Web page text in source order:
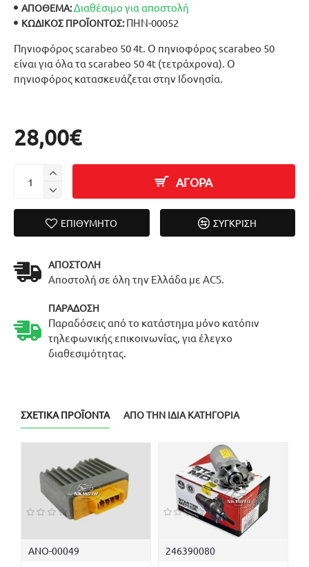
Πηνιοφόρος scarabeo 50 4t. Ο πηνιοφόρος scarabeo 50
είναι για όλα τα scarabeo 50 4t (τετράχρονα). Ο
πηνιοφόρος κατασκευάζεται στην Ιδονησία.
ΑΠΟΘΕΜΑ:Διαθέσιμο για αποστολή
ΚΩΔΙΚΌΣ ΠΡΟΪΌΝΤΟΣ: ΠΗΝ-00052
28,00€
ΑΓΟΡΑ
ΕΠΙΘΥΜΗΤΌ ΣΎΓΚΡΙΣΗ
ΑΠΟΣΤΟΛΉ
Αποστολή σε όλη την Ελλάδα με ACS.
ΠΑΡΆΔΟΣΗ
Παραδόσεις από το κατάστημα μόνο κατόπιν
τηλεφωνικής επικοινωνίας, για έλεγχο
διαθεσιμότητας.
ΣΧΕΤΙΚΆ ΠΡΟΪΌΝΤΑ ΑΠΌ ΤΗΝ ΊΔΙΑ ΚΑΤΗΓΟΡΊΑ
ΑΝΟ-00049 246390080